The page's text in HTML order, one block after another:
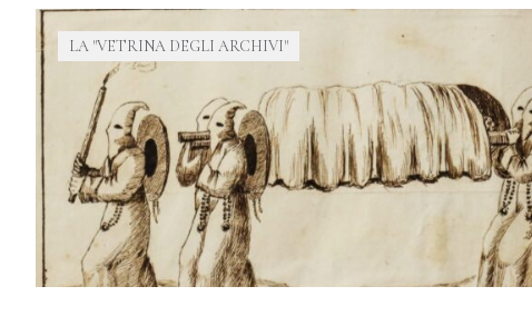
LA "VETRINA DEGLI ARCHIVI"